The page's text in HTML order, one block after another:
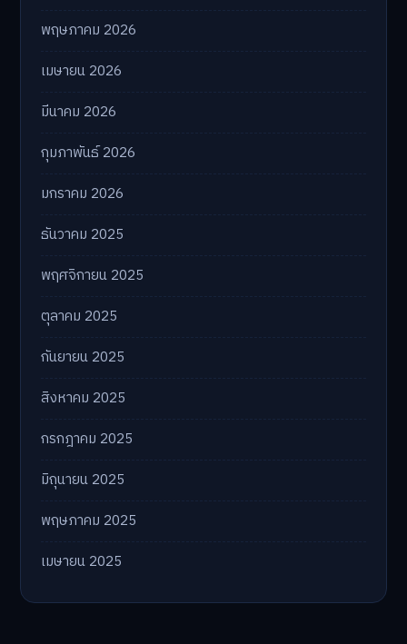
พฤษภาคม 2026
เมษายน 2026
มีนาคม 2026
กุมภาพันธ์ 2026
มกราคม 2026
ธันวาคม 2025
พฤศจิกายน 2025
ตุลาคม 2025
กันยายน 2025
สิงหาคม 2025
กรกฎาคม 2025
มิถุนายน 2025
พฤษภาคม 2025
เมษายน 2025